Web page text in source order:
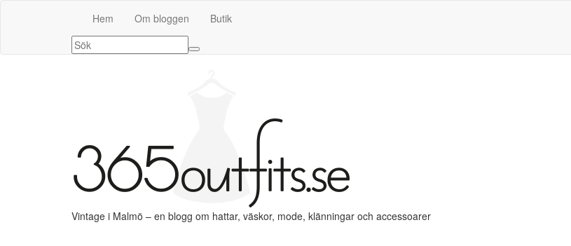
Hem Om bloggen Butik
Vintage i Malmö – en blogg om hattar, väskor, mode, klänningar och accessoarer